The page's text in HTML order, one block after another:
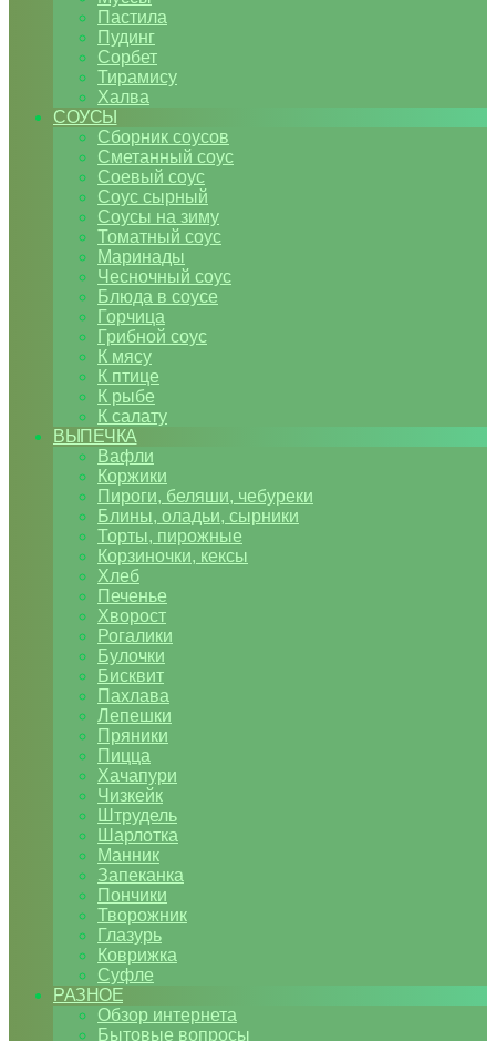
Пастила
Пудинг
Сорбет
Тирамису
Халва
СОУСЫ
Сборник соусов
Сметанный соус
Соевый соус
Соус сырный
Соусы на зиму
Томатный соус
Маринады
Чесночный соус
Блюда в соусе
Горчица
Грибной соус
К мясу
К птице
К рыбе
К салату
ВЫПЕЧКА
Вафли
Коржики
Пироги, беляши, чебуреки
Блины, оладьи, сырники
Торты, пирожные
Корзиночки, кексы
Хлеб
Печенье
Хворост
Рогалики
Булочки
Бисквит
Пахлава
Лепешки
Пряники
Пицца
Хачапури
Чизкейк
Штрудель
Шарлотка
Манник
Запеканка
Пончики
Творожник
Глазурь
Коврижка
Суфле
РАЗНОЕ
Обзор интернета
Бытовые вопросы